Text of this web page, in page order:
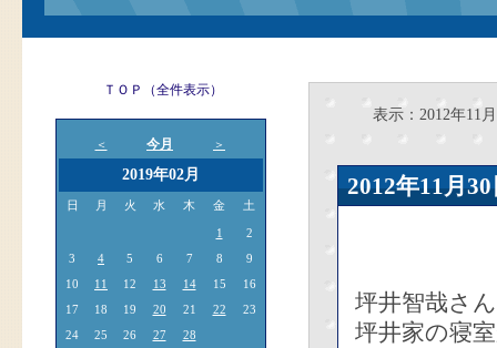
ＴＯＰ（全件表示）
＜ 今月 ＞
2019年02月
日 月 火 水 木 金 土
1
2
3
4 5 6 7 8
9
10
11 12 13 14 15
16
17
18 19 20 21 22
23
24
25 26 27 28
表示：2012年11月
2012年11
坪井智哉さ
坪井家の寝